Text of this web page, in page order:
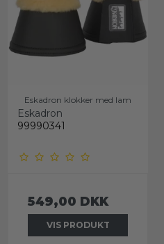
Eskadron klokker med lam
Eskadron
99990341
549,00 DKK
VIS PRODUKT